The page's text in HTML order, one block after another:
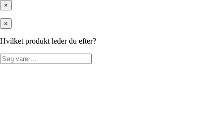
×
×
Hvilket produkt leder du efter?
Søg
efter: